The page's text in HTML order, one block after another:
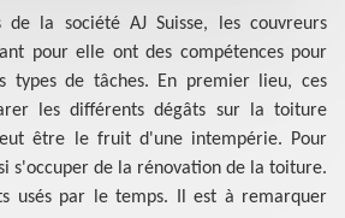
de la société AJ Suisse, les couvreurs
pour elle ont des compétences pour
types de tâches. En premier lieu, ces
les différents dégâts sur la toiture
être le fruit d'une intempérie. Pour
s'occuper de la rénovation de la toiture.
usés par le temps. Il est à remarquer